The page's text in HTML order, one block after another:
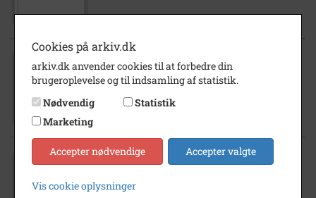
1990- 2000
1913
Hansen, Carl Top. Ørslev Ågårdsvej 12 Se F7
Cookies på arkiv.dk
arkiv.dk anvender cookies til at forbedre din
brugeroplevelse og til indsamling af statistik.
Nødvendig
Statistik
Marketing
Accepter nødvendige Accepter valgte
Vis cookie oplysninger